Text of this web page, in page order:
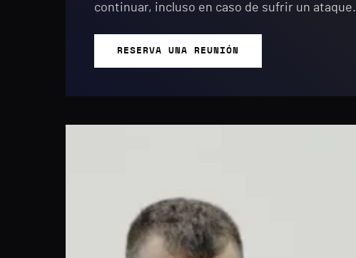
continuar, incluso en caso de sufrir un ataque.
RESERVA UNA REUNIÓN